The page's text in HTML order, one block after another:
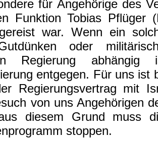
für Angehörige des
Funktion Tobias Pflüger
war. Wenn ein
oder
Regierung
entgegen. Für uns ist
Regierungsvertrag mit
von uns Angehörigen
diesem Grund muss
stoppen.